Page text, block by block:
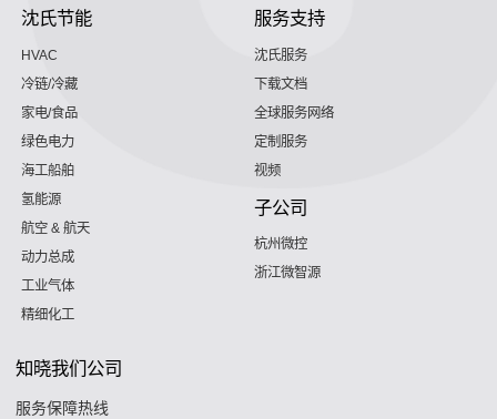
沈氏节能
HVAC
冷链/冷藏
家电/食品
绿色电力
海工船舶
氢能源
航空 & 航天
动力总成
工业气体
精细化工
服务支持
沈氏服务
下载文档
全球服务网络
定制服务
视频
子公司
杭州微控
浙江微智源
知晓我们公司
服务保障热线